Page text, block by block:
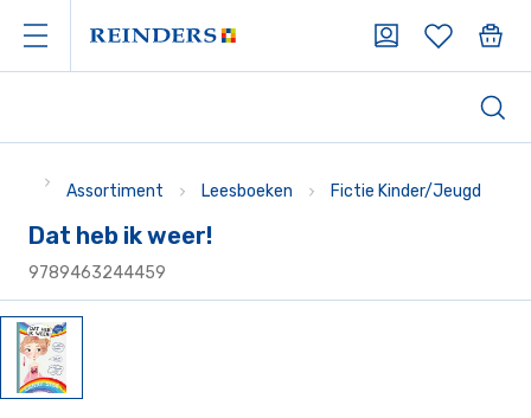
Assortiment Leesboeken Fictie Kinder/Jeugd
Dat heb ik weer!
9789463244459